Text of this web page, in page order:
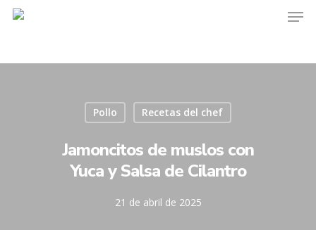
Pollo Recetas del chef
Jamoncitos de muslos con
Yuca y Salsa de Cilantro
21 de abril de 2025